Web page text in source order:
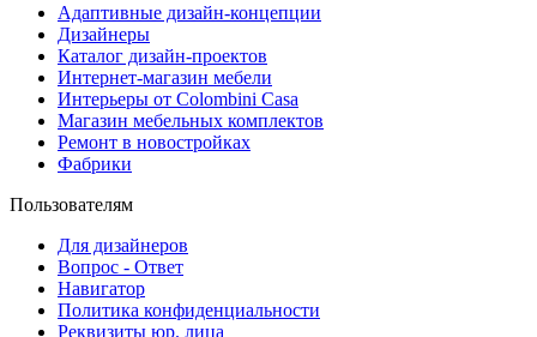
Адаптивные дизайн-концепции
Дизайнеры
Каталог дизайн-проектов
Интернет-магазин мебели
Интерьеры от Colombini Casa
Магазин мебельных комплектов
Ремонт в новостройках
Фабрики
Пользователям
Для дизайнеров
Вопрос - Ответ
Навигатор
Политика конфиденциальности
Реквизиты юр. лица